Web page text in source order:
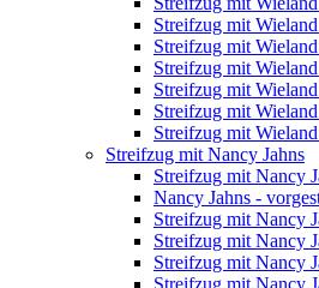
Streifzug mit
Streifzug mit
Streifzug mit
Streifzug mit
Streifzug mit
Streifzug mit
Streifzug mit Nancy Jahns
Streifzug mit Nancy
Nancy Jahns -
Streifzug mit Nancy
Streifzug mit Nancy
Streifzug mit Nancy
Streifzug mit Nancy